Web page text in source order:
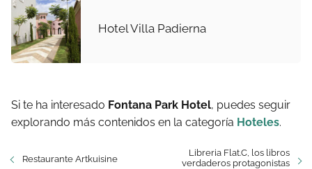
Hotel Villa Padierna
Si te ha interesado Fontana Park Hotel, puedes seguir
explorando más contenidos en la categoría Hoteles.
Restaurante Artkuisine
Libreria Flat.C, los libros
verdaderos protagonistas